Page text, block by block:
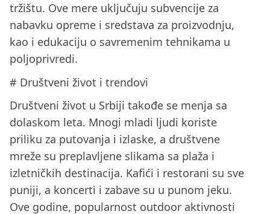
tržištu. Ove mere uključuju subvencije za
nabavku opreme i sredstava za proizvodnju,
kao i edukaciju o savremenim tehnikama u
poljoprivredi.
# Društveni život i trendovi
Društveni život u Srbiji takođe se menja sa
dolaskom leta. Mnogi mladi ljudi koriste
priliku za putovanja i izlaske, a društvene
mreže su preplavljene slikama sa plaža i
izletničkih destinacija. Kafići i restorani su sve
puniji, a koncerti i zabave su u punom jeku.
Ove godine, popularnost outdoor aktivnosti